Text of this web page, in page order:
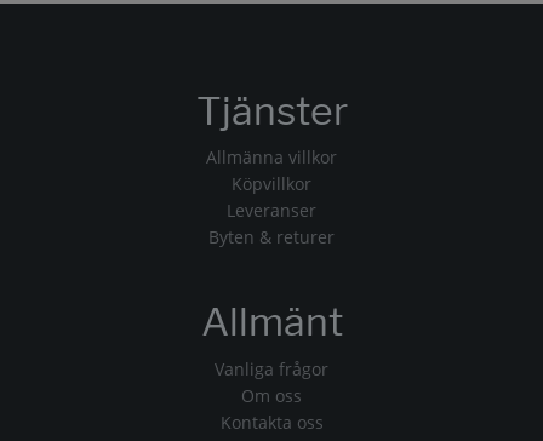
Tjänster
Allmänna villkor
Köpvillkor
Leveranser
Byten & returer
Allmänt
Vanliga frågor
Om oss
Kontakta oss